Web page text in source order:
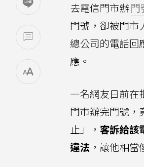
去電信門市辦門
門號，卻被門市
總公司的電話回
應。
一名網友日前在
門市辦完門號，
止」， 客訴給該
違法 ，讓他相當